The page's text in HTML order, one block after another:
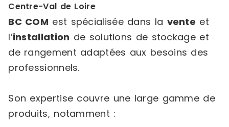
Centre-Val de Loire
BC COM est spécialisée dans la vente et
l’installation de solutions de stockage et
de rangement adaptées aux besoins des
professionnels.
Son expertise couvre une large gamme de
produits, notamment :